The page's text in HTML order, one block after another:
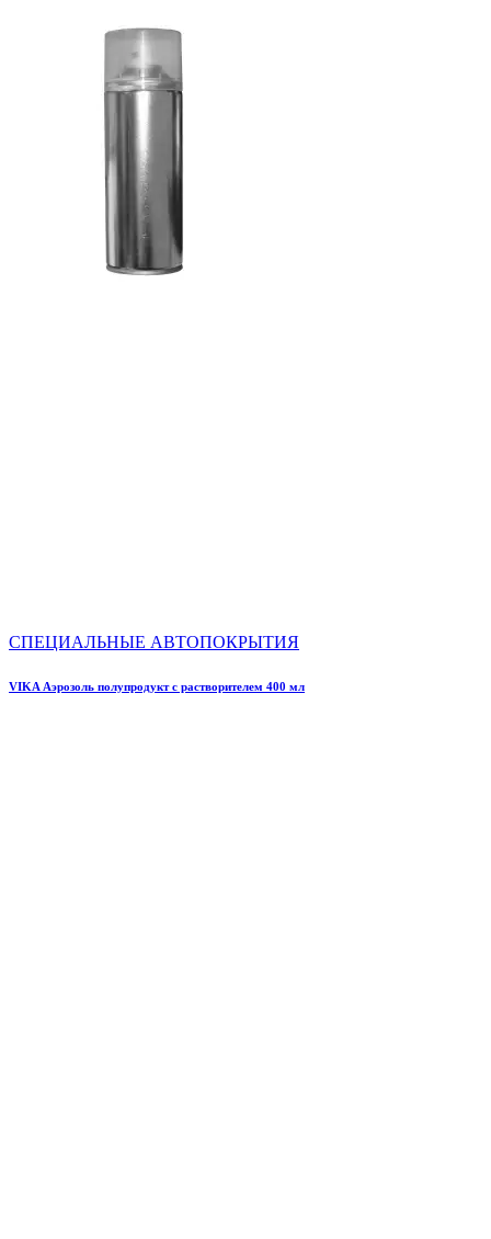
СПЕЦИАЛЬНЫЕ АВТОПОКРЫТИЯ
VIKA Аэрозоль полупродукт с растворителем 400 мл